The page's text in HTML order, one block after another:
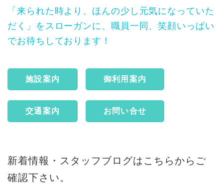
「来られた時より、ほんの少し元気になっていた
だく」をスローガンに、職員一同、笑顔いっぱい
でお待ちしております！
施設案内 御利用案内
交通案内 お問い合せ
新着情報・スタッフブログは こちら からご
確認下さい。